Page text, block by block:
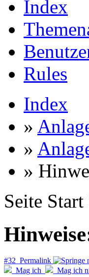
Index
Rules
Index
»
»
»
Seite Start
#32 Permalink
Mag ich
Mag ich